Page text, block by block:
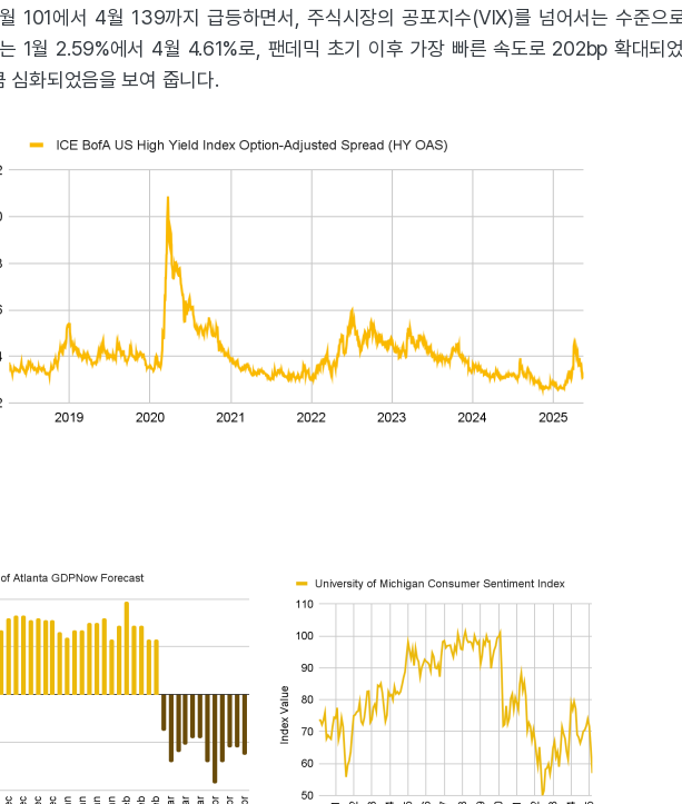
101에서 4월 139까지 급등하면서, 주식시장의 공포지수(VIX)를 넘어서는 수준으
1월 2.59%에서 4월 4.61%로, 팬데믹 초기 이후 가장 빠른 속도로 202bp 확대되
심화되었음을 보여 줍니다.